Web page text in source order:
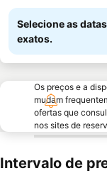
Selecione as
exatos.
Os preços e a
mudam
ofertas que
nos sites de
Intervalo de